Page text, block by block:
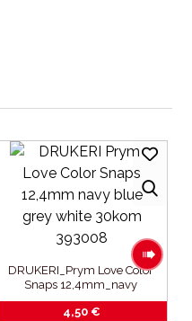
DRUKERI_Prym Love Color
Snaps 12,4mm_navy
blue_grey_white_30kom_393
008
4,50 €